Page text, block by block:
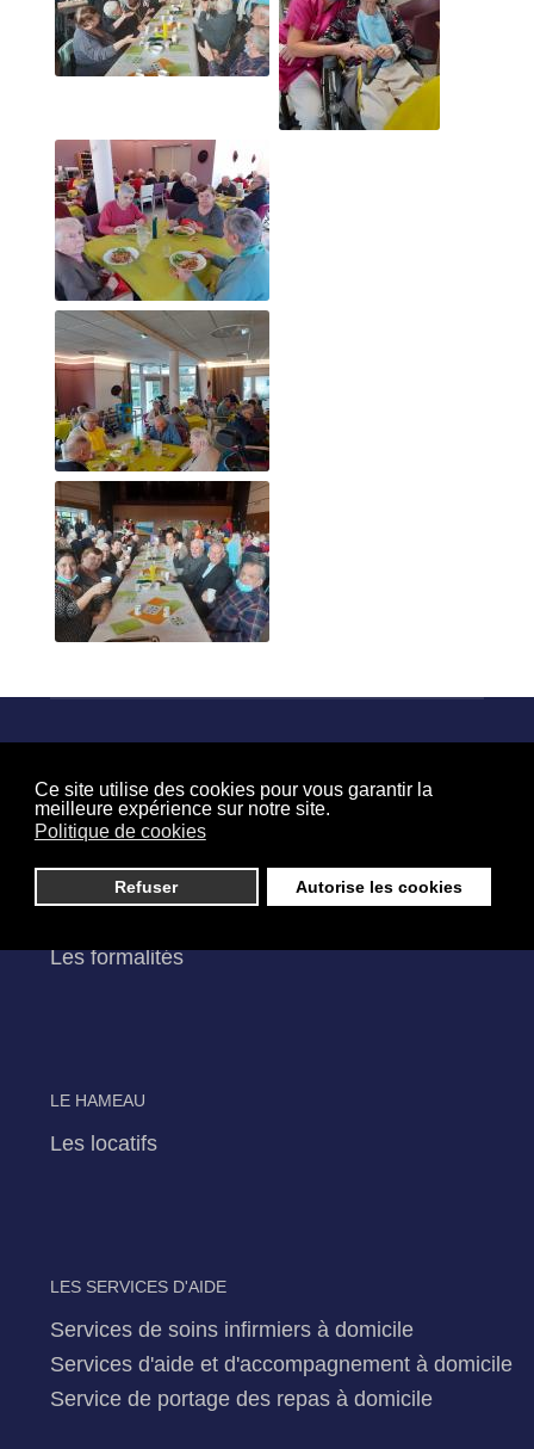
Ce site utilise des cookies pour vous garantir la
meilleure expérience sur notre site.
Politique de cookies
Refuser Autorise les cookies
Présentation
Les activités
Les formalités
LE HAMEAU
Les locatifs
LES SERVICES D'AIDE
Services de soins infirmiers à domicile
Services d'aide et d'accompagnement à domicile
Service de portage des repas à domicile